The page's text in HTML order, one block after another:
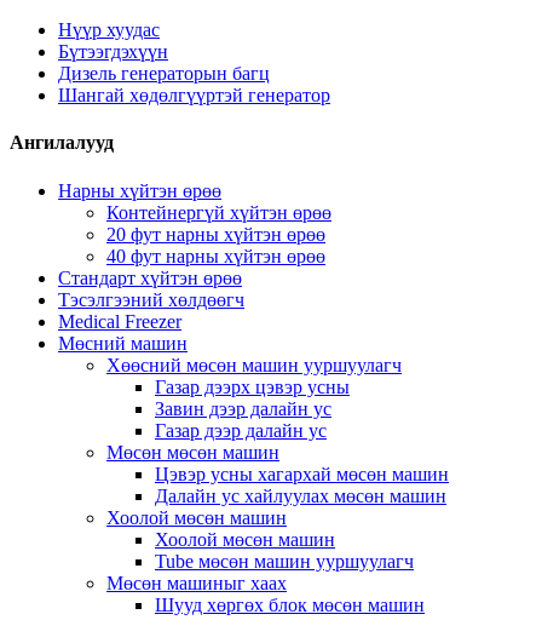
Нүүр хуудас
Бүтээгдэхүүн
Дизель генераторын багц
Шангай хөдөлгүүртэй генератор
Ангилалууд
Нарны хүйтэн өрөө
Контейнергүй хүйтэн өрөө
20 фут нарны хүйтэн өрөө
40 фут нарны хүйтэн өрөө
Стандарт хүйтэн өрөө
Тэсэлгээний хөлдөөгч
Medical Freezer
Мөсний машин
Хөөсний мөсөн машин ууршуулагч
Газар дээрх цэвэр усны
Завин дээр далайн ус
Газар дээр далайн ус
Мөсөн мөсөн машин
Цэвэр усны хагархай мөсөн машин
Далайн ус хайлуулах мөсөн машин
Хоолой мөсөн машин
Хоолой мөсөн машин
Tube мөсөн машин ууршуулагч
Мөсөн машиныг хаах
Шууд хөргөх блок мөсөн машин